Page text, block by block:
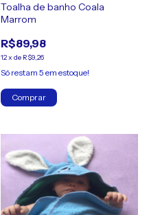
Toalha de banho Coala
Marrom
R$89,98
12x de R$9,26
Só restam 5 em estoque!
Comprar